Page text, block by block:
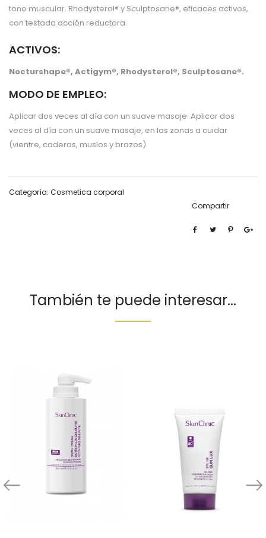
tono muscular. Rhodysterol® y Sculptosane®, eficaces activos,
con testada acción reductora.
ACTIVOS:
Nocturshape®, Actigym®, Rhodysterol®, Sculptosane®.
MODO DE EMPLEO:
Aplicar dos veces al día con un suave masaje. Aplicar dos
veces al día con un suave masaje, en las zonas a cuidar
(vientre, caderas, muslos y brazos).
Categoría: Cosmetica corporal
Compartir
También te puede interesar...